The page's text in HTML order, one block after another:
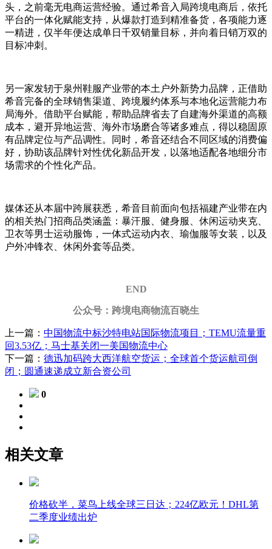
头，之前毫无电商运营经验。通过希音入局跨境电商后，依托
平台的一体化赋能支持，从爆款打造到精准备货，各项能力逐
一精进，仅半年便达成单日千双销量目标，并向着日销万双的
目标冲刺。
另一家发轫于泉州鞋服产业带的本土户外新势力品牌，正借助
希音完备的全球销售渠道、跨境履约体系与本地化运营能力布
局海外。借助平台赋能，帮助品牌省去了自建海外渠道的高额
成本，避开异地运营、海外市场磨合等诸多难点，得以稳固原
有品牌定位与产品调性。同时，希音还结合不同区域的消费偏
好，协助该品牌针对性优化新品开发，以落地适配各地细分市
场需求的个性化产品。
媒体还从本届中跨展获悉，希音目前面向包括福建产业带在内
的相关热门招商品类涵盖：暴汗服、健身服、休闲运动夹克、
卫衣等男士运动服饰，一体式运动内衣、瑜伽服等女装，以及
户外冲锋衣、休闲外套等品类。
END
公众号：跨境电商物流百晓生
上一篇： 中国物流中标沙特电站国际物流项目；TEMU流量重
回3.53亿；马士基关闭一美国物流中心
下一篇： 德迅加码跨大西洋航空货运；全球首个货运航司倒
闭；圆通速递成立新合资公司
0
相关文章
价格砍半，菜鸟上线全球三日达；224亿欧元！DHL第
二季度业绩出炉